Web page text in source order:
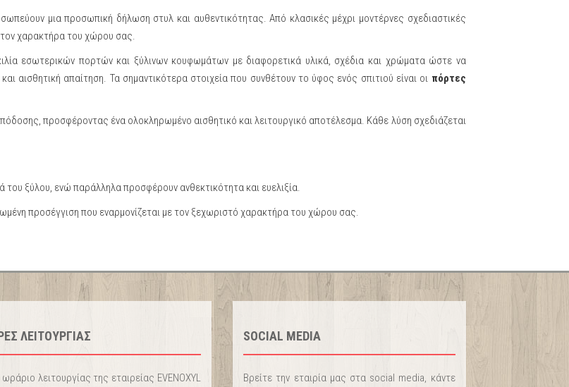
μια προσωπική δήλωση στυλ και αυθεντικότητας. Από κλασικές μέχρι μοντέρνες σχεδιαστικές
τον χαρακτήρα του χώρου σας.
εσωτερικών πορτών και ξύλινων κουφωμάτων με διαφορετικά υλικά, σχέδια και χρώματα ώστε να
αισθητική απαίτηση. Τα σημαντικότερα στοιχεία που συνθέτουν το ύφος ενός σπιτιού είναι οι πόρτες
προσφέροντας ένα ολοκληρωμένο αισθητικό και λειτουργικό αποτέλεσμα. Κάθε λύση σχεδιάζεται
του ξύλου, ενώ παράλληλα προσφέρουν ανθεκτικότητα και ευελιξία.
προσέγγιση που εναρμονίζεται με τον ξεχωριστό χαρακτήρα του χώρου σας.
ΛΕΙΤΟΥΡΓΙΑΣ
λειτουργίας της εταιρείας EVENOXYL
SOCIAL MEDIA
Βρείτε την εταιρία μας στα social media, κάντε